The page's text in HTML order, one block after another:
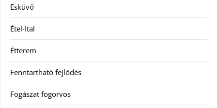
Esküvő
Étel-Ital
Étterem
Fenntartható fejlődés
Fogászat fogorvos